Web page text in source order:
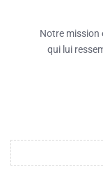
Notre mission
qui lui